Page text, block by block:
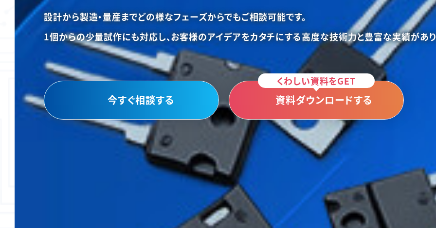
設計から製造・量産までどの様なフェーズからでもご相談可能です。
1個からの少量試作にも対応し、お客様のアイデアをカタチにする高度な技術力と豊富な実績があり
今すぐ相談する
くわしい資料をGET
資料ダウンロードする